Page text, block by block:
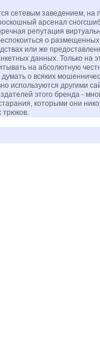
сетевым заведением, на
арсенал
репутация
о размещенных
или же
данных. Только на
на абсолютную
о всяких
используются другими
этого бренда -
которыми они